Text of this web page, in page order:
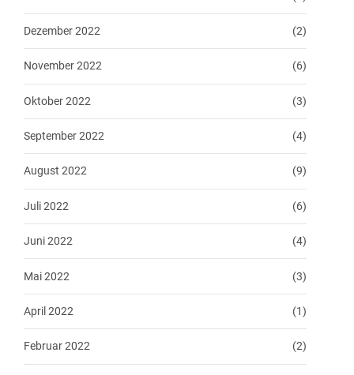
Dezember 2022 (2)
November 2022 (6)
Oktober 2022 (3)
September 2022 (4)
August 2022 (9)
Juli 2022 (6)
Juni 2022 (4)
Mai 2022 (3)
April 2022 (1)
Februar 2022 (2)